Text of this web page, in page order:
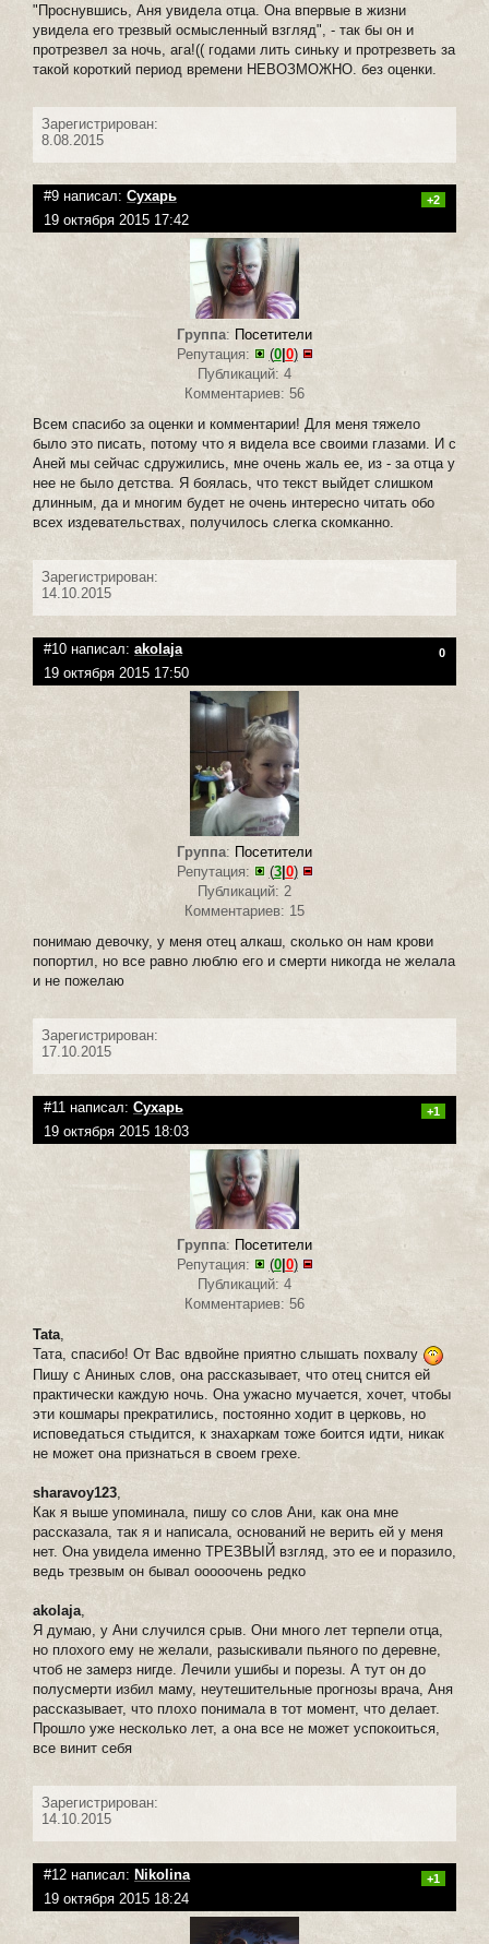
"Проснувшись, Аня увидела отца. Она впервые в жизни
увидела его трезвый осмысленный взгляд", - так бы он и
протрезвел за ночь, ага!(( годами лить синьку и протрезветь за
такой короткий период времени НЕВОЗМОЖНО. без оценки.
Зарегистрирован:
8.08.2015
#9 написал: Сухарь +2
19 октября 2015 17:42
Группа: Посетители
Репутация:
(0|0)
Публикаций: 4
Комментариев: 56
Всем спасибо за оценки и комментарии! Для меня тяжело
было это писать, потому что я видела все своими глазами. И с
Аней мы сейчас сдружились, мне очень жаль ее, из - за отца у
нее не было детства. Я боялась, что текст выйдет слишком
длинным, да и многим будет не очень интересно читать обо
всех издевательствах, получилось слегка скомканно.
Зарегистрирован:
14.10.2015
#10 написал: akolaja 0
19 октября 2015 17:50
Группа: Посетители
Репутация:
(3| 0)
Публикаций: 2
Комментариев: 15
понимаю девочку, у меня отец алкаш, сколько он нам крови
попортил, но все равно люблю его и смерти никогда не желала
и не пожелаю
Зарегистрирован:
17.10.2015
#11 написал: Сухарь +1
19 октября 2015 18:03
Группа: Посетители
Репутация:
(0| 0)
Публикаций: 4
Комментариев: 56
Tata,
Тата, спасибо! От Вас вдвойне приятно слышать похвалу
Пишу с Аниных слов, она рассказывает, что отец снится ей
практически каждую ночь. Она ужасно мучается, хочет, чтобы
эти кошмары прекратились, постоянно ходит в церковь, но
исповедаться стыдится, к знахаркам тоже боится идти, никак
не может она признаться в своем грехе.
sharavoy123,
Как я выше упоминала, пишу со слов Ани, как она мне
рассказала, так я и написала, оснований не верить ей у меня
нет. Она увидела именно ТРЕЗВЫЙ взгляд, это ее и поразило,
ведь трезвым он бывал ооооочень редко
akolaja,
Я думаю, у Ани случился срыв. Они много лет терпели отца,
но плохого ему не желали, разыскивали пьяного по деревне,
чтоб не замерз нигде. Лечили ушибы и порезы. А тут он до
полусмерти избил маму, неутешительные прогнозы врача, Аня
рассказывает, что плохо понимала в тот момент, что делает.
Прошло уже несколько лет, а она все не может успокоиться,
все винит себя
Зарегистрирован:
14.10.2015
#12 написал: Nikolina +1
19 октября 2015 18:24